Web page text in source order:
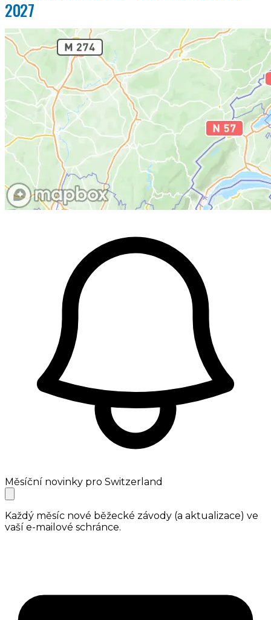
2027
Měsíční novinky pro Switzerland
Každý měsíc nové běžecké závody (a aktualizace) ve
vaší e-mailové schránce.